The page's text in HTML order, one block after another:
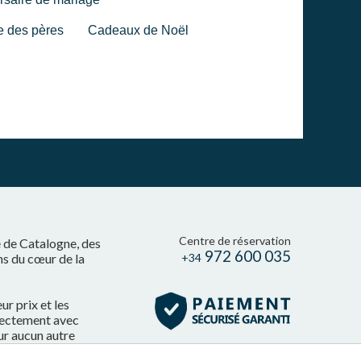
des pères Cadeaux de Noël
Catalogne, des
du cœur de la
prix et les
avec
aucun autre
Centre de réservation
+34 972 600 035